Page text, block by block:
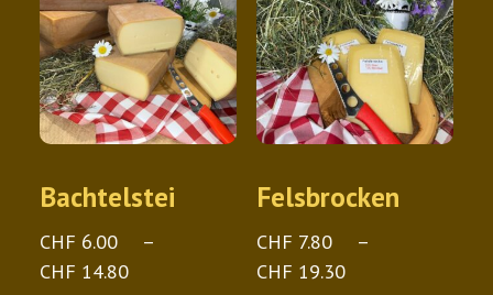
Bachtelstei
CHF 6.00
–
CHF 14.80
Felsbrocken
CHF 7.80
–
CHF 19.30